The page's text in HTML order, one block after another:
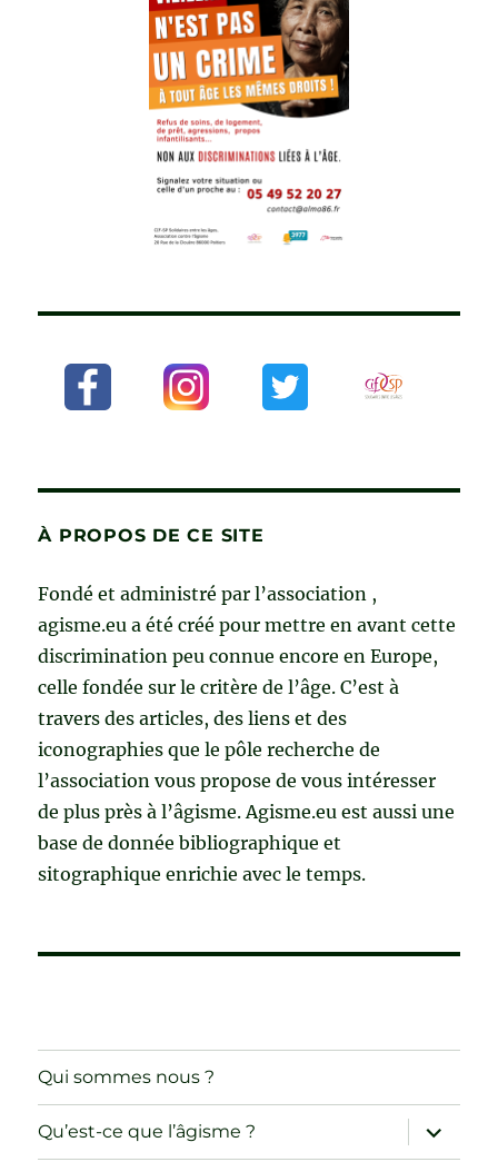
À PROPOS DE CE SITE
Fondé et administré par l’association ,
agisme.eu a été créé pour mettre en avant cette
discrimination peu connue encore en Europe,
celle fondée sur le critère de l’âge. C’est à
travers des articles, des liens et des
iconographies que le pôle recherche de
l’association vous propose de vous intéresser
de plus près à l’âgisme. Agisme.eu est aussi une
base de donnée bibliographique et
sitographique enrichie avec le temps.
Qui sommes nous ?
Qu’est-ce que l’âgisme ?
ouvrir
le